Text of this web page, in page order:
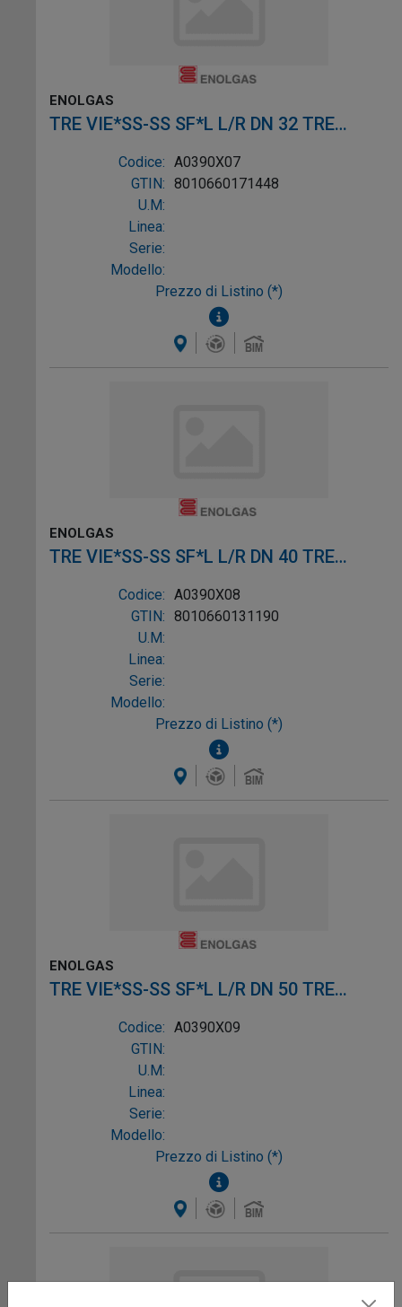
ENOLGAS
TRE VIE*SS-SS SF*L L/R DN 32 TRE
VIE*SS-SS SF*L L/R DN 3
Codice: A0390X07
GTIN: 8010660171448
U.M:
Linea:
Serie:
Modello:
Prezzo di Listino (*)
ENOLGAS
TRE VIE*SS-SS SF*L L/R DN 40 TRE
VIE*SS-SS SF*L L/R DN 4
Codice: A0390X08
GTIN: 8010660131190
U.M:
Linea:
Serie:
Modello:
Prezzo di Listino (*)
ENOLGAS
TRE VIE*SS-SS SF*L L/R DN 50 TRE
VIE*SS-SS SF*L L/R DN 5
Codice: A0390X09
GTIN:
U.M:
Linea:
Serie:
Modello:
Prezzo di Listino (*)